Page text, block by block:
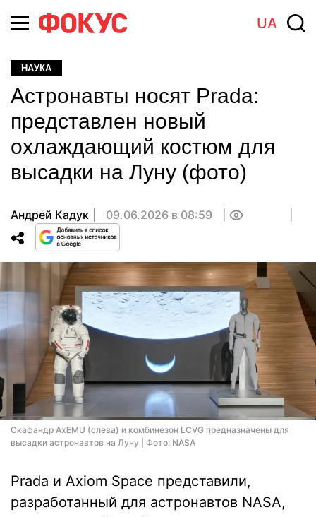
UA
НАУКА
Астронавты носят Prada:
представлен новый
охлаждающий костюм для
высадки на Луну (фото)
Андрей Кадук 09.06.2026 в 08:59
Скафандр AxEMU (слева) и комбинезон LCVG предназначены для
высадки астронавтов на Луну | Фото: NASA
Prada и Axiom Space представили,
разработанный для астронавтов NASA,